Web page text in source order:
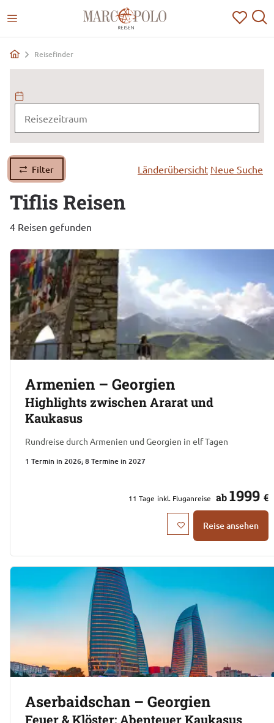
Reisefinder
Filter Länderübersicht Neue Suche
Tiflis Reisen
4 Reisen gefunden
Armenien – Georgien
Highlights zwischen Ararat und
Kaukasus
Rundreise durch Armenien und Georgien in elf Tagen
1 Termin in 2026; 8 Termine in 2027
11 Tage inkl. Fluganreise ab1999 €
Reise ansehen
Aserbaidschan – Georgien
Feuer & Klöster: Abenteuer Kaukasus